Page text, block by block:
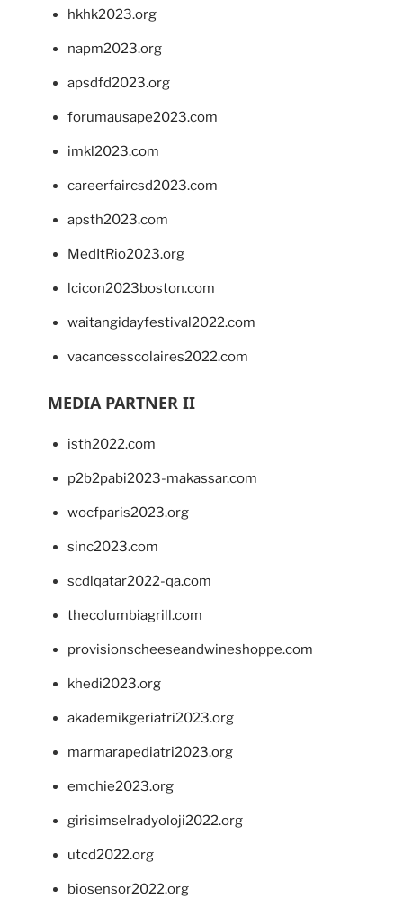
hkhk2023.org
napm2023.org
apsdfd2023.org
forumausape2023.com
imkl2023.com
careerfaircsd2023.com
apsth2023.com
MedItRio2023.org
lcicon2023boston.com
waitangidayfestival2022.com
vacancesscolaires2022.com
MEDIA PARTNER II
isth2022.com
p2b2pabi2023-makassar.com
wocfparis2023.org
sinc2023.com
scdlqatar2022-qa.com
thecolumbiagrill.com
provisionscheeseandwineshoppe.com
khedi2023.org
akademikgeriatri2023.org
marmarapediatri2023.org
emchie2023.org
girisimselradyoloji2022.org
utcd2022.org
biosensor2022.org